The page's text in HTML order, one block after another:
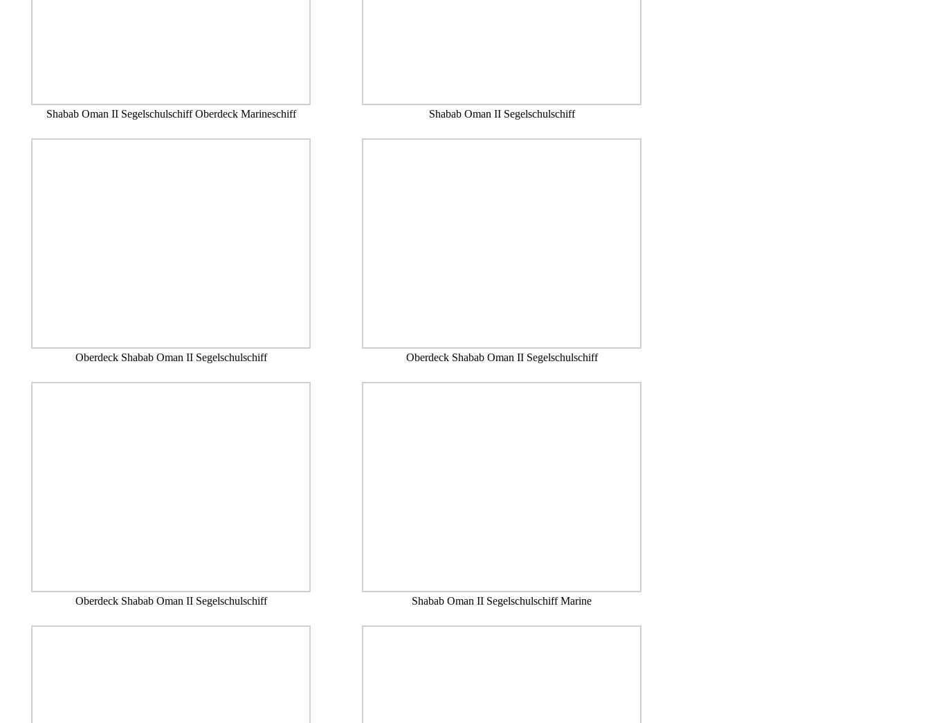
Shabab Oman II Segelschulschiff Oberdeck Marineschiff Shabab Oman II Segelschulschiff
Oberdeck Shabab Oman II Segelschulschiff Oberdeck Shabab Oman II Segelschulschiff
Oberdeck Shabab Oman II Segelschulschiff Shabab Oman II Segelschulschiff Marine